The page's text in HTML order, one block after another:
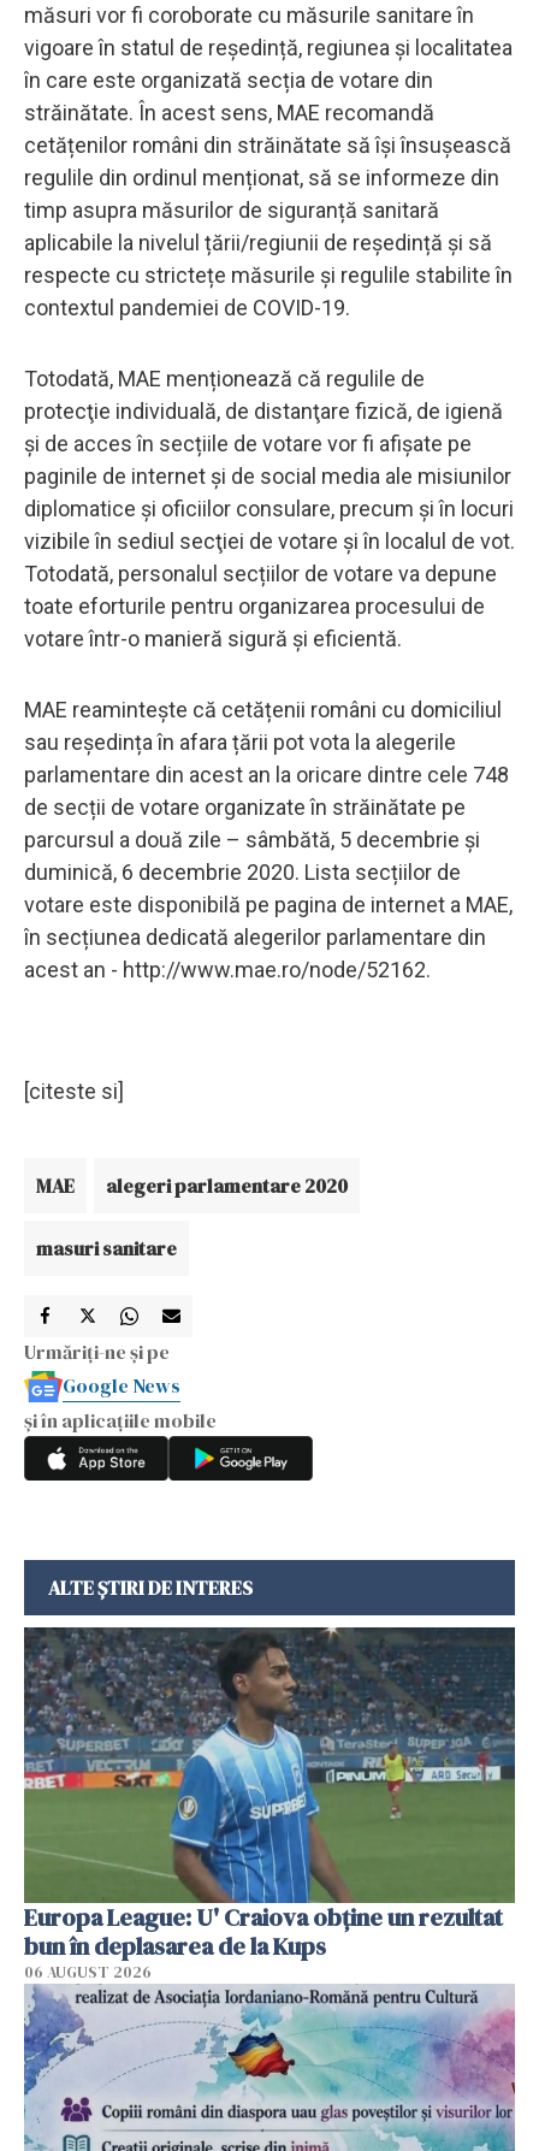
măsuri vor fi coroborate cu măsurile sanitare în
vigoare în statul de reședință, regiunea și localitatea
în care este organizată secția de votare din
străinătate. În acest sens, MAE recomandă
cetățenilor români din străinătate să își însușească
regulile din ordinul menționat, să se informeze din
timp asupra măsurilor de siguranță sanitară
aplicabile la nivelul țării/regiunii de reședință și să
respecte cu strictețe măsurile și regulile stabilite în
contextul pandemiei de COVID-19.
Totodată, MAE menționează că regulile de
protecţie individuală, de distanţare fizică, de igienă
şi de acces în secțiile de votare vor fi afișate pe
paginile de internet și de social media ale misiunilor
diplomatice și oficiilor consulare, precum și în locuri
vizibile în sediul secţiei de votare şi în localul de vot.
Totodată, personalul secțiilor de votare va depune
toate eforturile pentru organizarea procesului de
votare într-o manieră sigură și eficientă.
MAE reamintește că cetățenii români cu domiciliul
sau reședința în afara țării pot vota la alegerile
parlamentare din acest an la oricare dintre cele 748
de secții de votare organizate în străinătate pe
parcursul a două zile – sâmbătă, 5 decembrie și
duminică, 6 decembrie 2020. Lista secțiilor de
votare este disponibilă pe pagina de internet a MAE,
în secțiunea dedicată alegerilor parlamentare din
acest an - http://www.mae.ro/node/52162.
[citeste si]
MAE alegeri parlamentare 2020
masuri sanitare
Urmăriți-ne și pe
Google News
și în aplicațiile mobile
ALTE ȘTIRI DE INTERES
Europa League: U' Craiova obține un rezultat
bun în deplasarea de la Kups
06 AUGUST 2026